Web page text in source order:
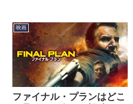
映画
ファイナル・プランはどこ